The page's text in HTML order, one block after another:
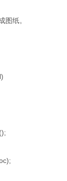
图纸。